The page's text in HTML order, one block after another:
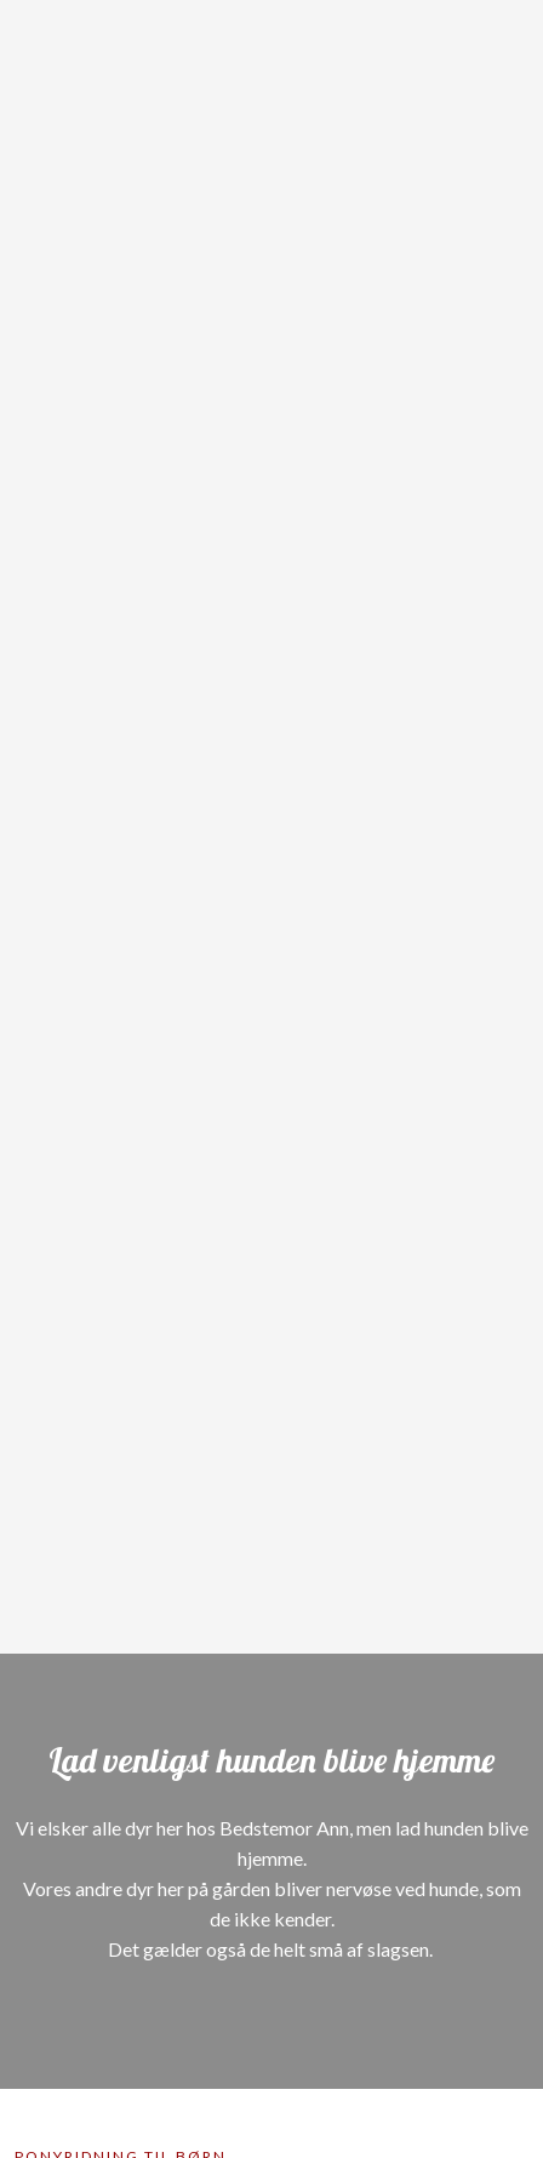
Lad venligst hunden blive hjemme​
Vi elsker alle dyr her hos Bedstemor Ann, men lad hunden blive
hjemme.
Vores andre dyr her på gården bliver nervøse ved hunde, som
de ikke kender.
Det gælder også de helt små af slagsen.